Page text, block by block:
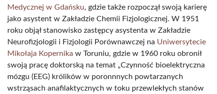
Medycznej w Gdańsku, gdzie także rozpoczął swoją karierę
jako asystent w Zakładzie Chemii Fizjologicznej. W 1951
roku objął stanowisko zastępcy asystenta w Zakładzie
Neurofizjologii i Fizjologii Porównawczej na Uniwersytecie
Mikołaja Kopernika w Toruniu, gdzie w 1960 roku obronił
swoją pracę doktorską na temat „Czynność bioelektryczna
mózgu (EEG) królików w poronnnych powtarzanych
wstrząsach anafilaktycznych w toku przewlekłych stanów